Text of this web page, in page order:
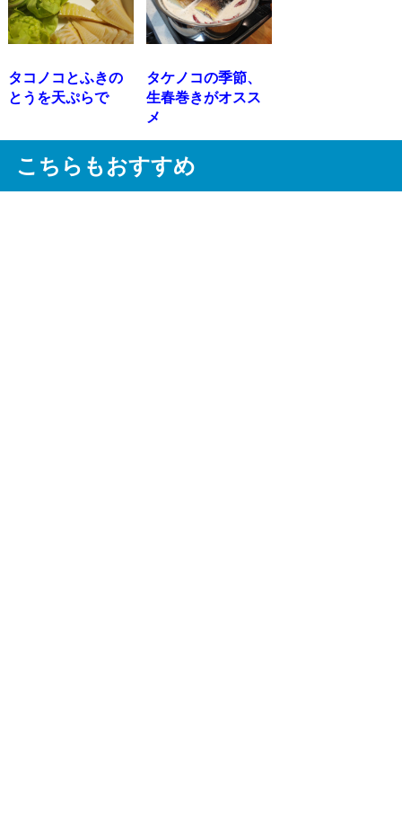
タコノコとふきの
とうを天ぷらで
タケノコの季節、
生春巻きがオスス
メ
こちらもおすすめ